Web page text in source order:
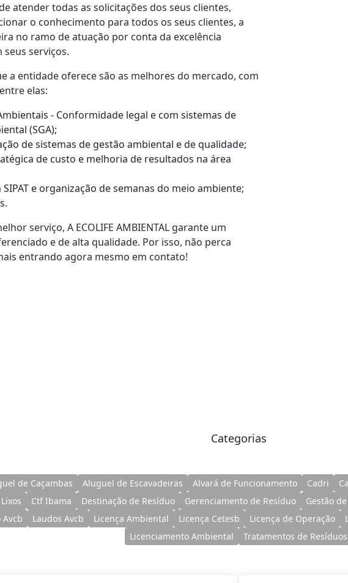
atender todas as solicitações dos seus clientes,
o conhecimento para todos os seus clientes, a
no ramo de atuação por conta da excelência
serviços.
a entidade oferece são as melhores do mercado, com
elas:
- Conformidade legal e com sistemas de
(SGA);
de sistemas de gestão ambiental e de qualidade;
de custo e melhoria de resultados na área
SIPAT e organização de semanas do meio ambiente;
serviço, A ECOLIFE AMBIENTAL garante um
e de alta qualidade. Por isso, não perca
entrando agora mesmo em contato!
Categorias
de Caçambas Aluguel de Escavadeiras Alvará de Funcionamento Cadri
Ctf Ibama Destinação de Resíduo Gerenciamento de Resíduo Gestão
Avcb
Laudos Avcb Licença Ambiental Licença Cetesb Licença de Operação
Licenciamento Ambiental
Tratamentos de Resíduos